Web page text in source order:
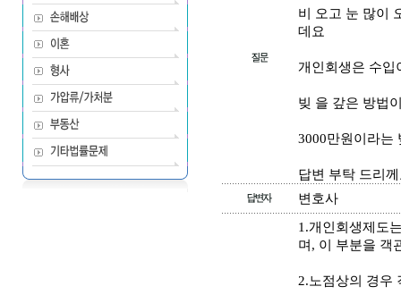
비 오고 눈 많이
데요
개인회생은 수입
빚 을 갚은 방법
3000만원이라는
답변 부탁 드리
변호사
1.개인회생제도
며, 이 부분을 객
2.노점상의 경우